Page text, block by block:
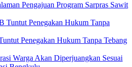
Pengajuan Program Sarpras Sawit
Penegakan Hukum Tanpa Tebang